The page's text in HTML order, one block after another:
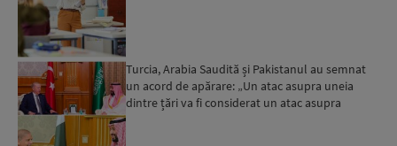
Turcia, Arabia Saudită și Pakistanul au semnat
un acord de apărare: „Un atac asupra uneia
dintre țări va fi considerat un atac asupra